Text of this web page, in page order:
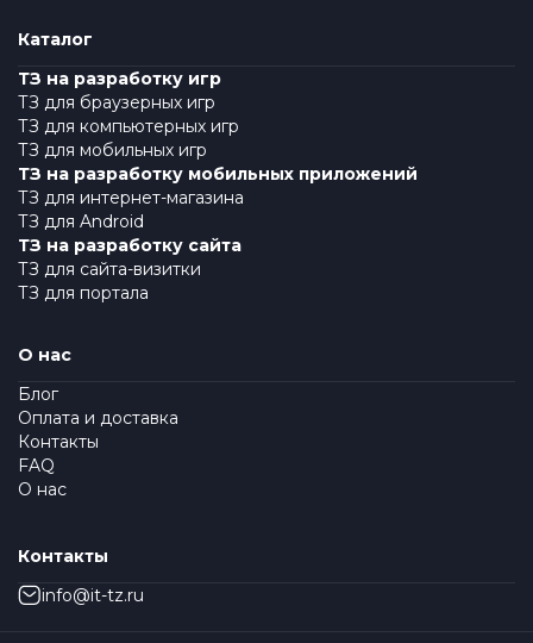
Каталог
ТЗ на разработку игр
ТЗ для браузерных игр
ТЗ для компьютерных игр
ТЗ для мобильных игр
ТЗ на разработку мобильных приложений
ТЗ для интернет-магазина
ТЗ для Android
ТЗ на разработку сайта
ТЗ для сайта-визитки
ТЗ для портала
О нас
Блог
Оплата и доставка
Контакты
FAQ
О нас
Контакты
info@it-tz.ru